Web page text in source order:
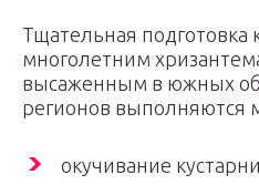
Тщательная подготовка
многолетним
высаженным в южных
регионов выполняются
окучивание